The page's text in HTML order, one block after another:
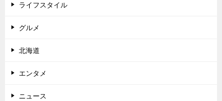
ライフスタイル
グルメ
北海道
エンタメ
ニュース